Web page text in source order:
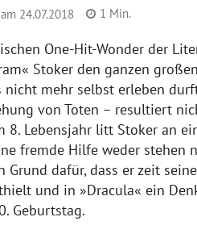
24.07.2018 1 Min.
One-Hit-Wonder der
Stoker den ganzen
nicht mehr selbst erleben
von Toten – resultiert
8. Lebensjahr litt Stoker an
fremde Hilfe weder stehen
Grund dafür, dass er zeit
und in »Dracula« ein
Geburtstag.